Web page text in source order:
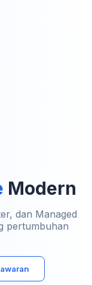
Modern
dan Managed
pertumbuhan